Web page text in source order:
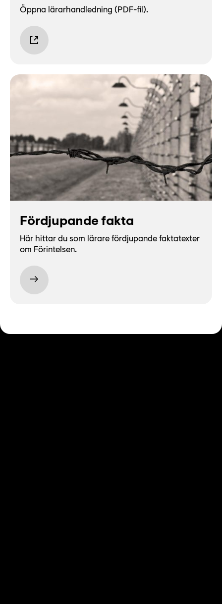
Öppna lärarhandledning (PDF-fil).
Fördjupande fakta
Här hittar du som lärare fördjupande faktatexter
om Förintelsen.